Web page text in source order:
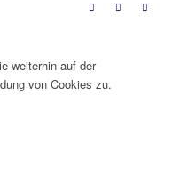
weiterhin auf der
von Cookies zu.